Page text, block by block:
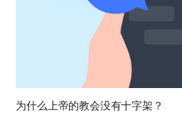
为什么上帝的教会没有十字架？